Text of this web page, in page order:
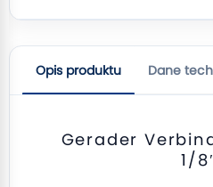
Opis produktu Dane
Gerader
1/